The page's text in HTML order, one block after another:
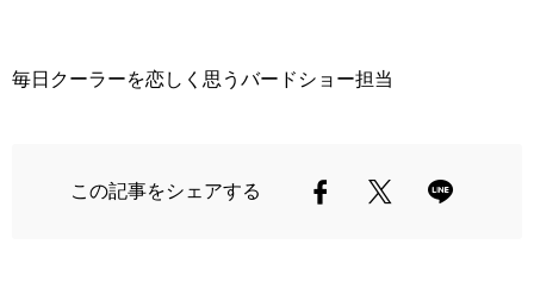
毎日クーラーを恋しく思うバードショー担当
この記事をシェアする